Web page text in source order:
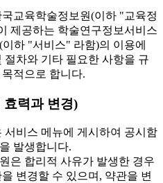
교육학술정보원(이하 "교육정
제공하는 학술연구정보서비스
하 "서비스" 라함)의 이용에
절차와 기타 필요한 사항을 규
적으로 합니다.
효력과 변경)
비스 메뉴에 게시하여 공시함
발생합니다.
은 합리적 사유가 발생한 경우
변경할 수 있으며, 약관을 변